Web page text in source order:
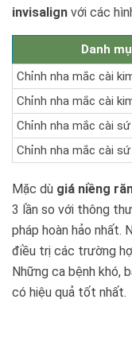
invisalign với các
Danh
Chỉnh nha mắc cài
Chỉnh nha mắc cài
Chỉnh nha mắc cài sứ
Chỉnh nha mắc cài
Mặc dù giá niềng
3 lần so với thông
pháp hoàn hảo nhất.
điều trị các trường
Những ca bệnh khó,
có hiệu quả tốt nhất.